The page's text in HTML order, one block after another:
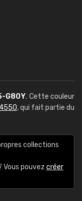
G80Y. Cette couleur
, qui fait partie du
collections
Vous pouvez créer